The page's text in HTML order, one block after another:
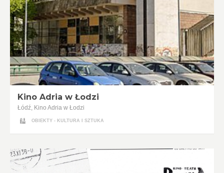
Kino Adria w Łodzi
Łódź, Kino Adria w Łodzi
OBIEKTY - KULTURA I SZTUKA